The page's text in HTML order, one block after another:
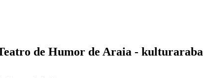
de Humor de Araia - kulturaraba